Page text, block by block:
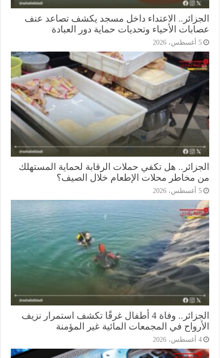
الاعتداء داخل مسجد يكشف تصاعد عنف
الأحياء وتحديات حماية دور العبادة
هل تكفي حملات الرقابة لحماية المستهلك
مخاطر محلات الإطعام خلال الصيف؟
الجزائر.. وفاة 4 أطفال غرقًا تكشف استمرار نزيف
في المجمعات المائية غير المؤمنة